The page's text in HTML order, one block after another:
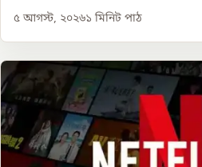
৫ আগস্ট, ২০২৬১ মিনিট পাঠ